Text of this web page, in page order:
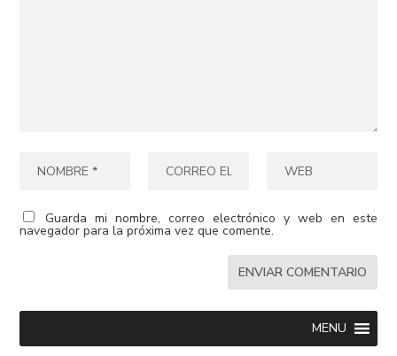
Guarda mi nombre, correo electrónico y web en este
navegador para la próxima vez que comente.
MENU